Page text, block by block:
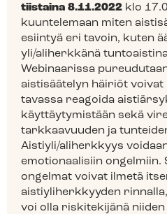
tiistaina 8.11.2022 klo
kuuntelemaan miten
esiintyä eri tavoin, kuten
yli/aliherkkänä
Webinaarissa
aistisäätelyn häiriöt voivat
tavassa reagoida
käyttäytymistään sekä
tarkkaavuuden ja
Aistiyli/aliherkkyys
emotionaalisiin ongelmiin.
ongelmat voivat ilmetä
aistiyliherkkyyden
voi olla riskitekijänä niiden